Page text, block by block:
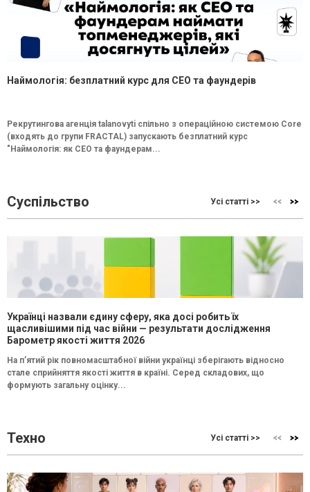
Наймологія: безплатний курс для CEO та фаундерів
Рекрутингова агенція talanovyti спільно з операційною системою Core
(входять до групи FRACTAL) запускають безплатний курс
"Наймологія: як СEO та фаундерам...
Суспільство Усі статті >>
Українці назвали єдину сферу, яка досі робить їх
щасливішими під час війни — результати дослідження
Барометр якості життя 2026
На п’ятий рік повномасштабної війни українці зберігають відносно
стале сприйняття якості життя в країні. Серед складових, що
формують загальну оцінку...
Техно Усі статті >>